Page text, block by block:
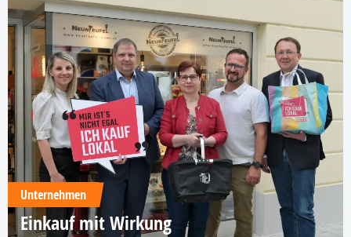
Unternehmen
Einkauf mit Wirkung